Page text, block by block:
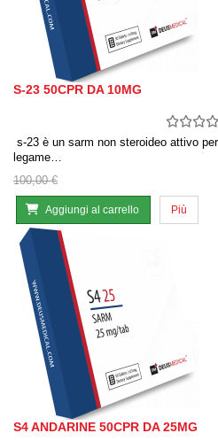
S-23 50CPR DA 10MG
s-23 è un sarm non steroideo attivo
legame…
100,00 €
Aggiungi al carrello Più
S4 ANDARINE 50CPR DA 25MG